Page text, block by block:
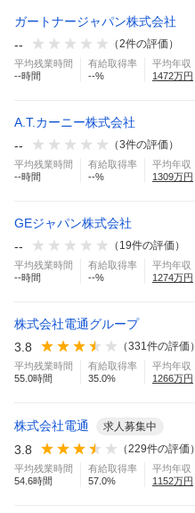
ガートナージャパン株式会社
--
（2件の評価）
平均残業時間
--時間
有給取得率
--%
平均年収
1472万円
A.T.カーニー株式会社
--
（3件の評価）
平均残業時間
--時間
有給取得率
--%
平均年収
1309万円
GEジャパン株式会社
--
（ 19件の評価）
平均残業時間
--時間
有給取得率
--%
平均年収
1274万円
株式会社電通グループ
3.8
（331件の評価）
平均残業時間
55.0時間
有給取得率
35.0%
平均年収
1266万円
株式会社電通 求人募集中
3.8 （229件の評価）
平均残業時間
54.6時間
有給取得率
57.0%
平均年収
1152万円